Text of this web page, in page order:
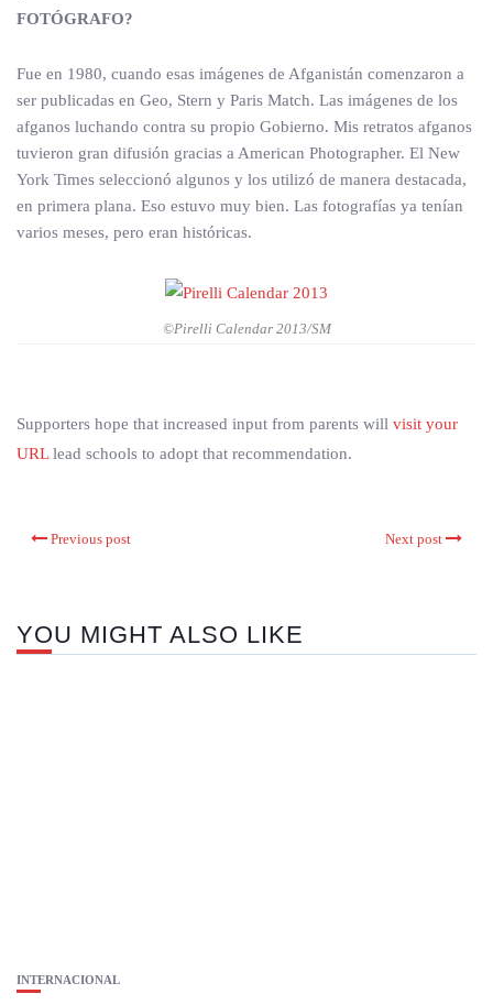
FOTÓGRAFO?
Fue en 1980, cuando esas imágenes de Afganistán comenzaron a
ser publicadas en Geo, Stern y Paris Match. Las imágenes de los
afganos luchando contra su propio Gobierno. Mis retratos afganos
tuvieron gran difusión gracias a American Photographer. El New
York Times seleccionó algunos y los utilizó de manera destacada,
en primera plana. Eso estuvo muy bien. Las fotografías ya tenían
varios meses, pero eran históricas.
©Pirelli Calendar 2013/SM
Supporters hope that increased input from parents will visit your
URLlead schools to adopt that recommendation.
Previous post Next post
YOU MIGHT ALSO LIKE
INTERNACIONAL